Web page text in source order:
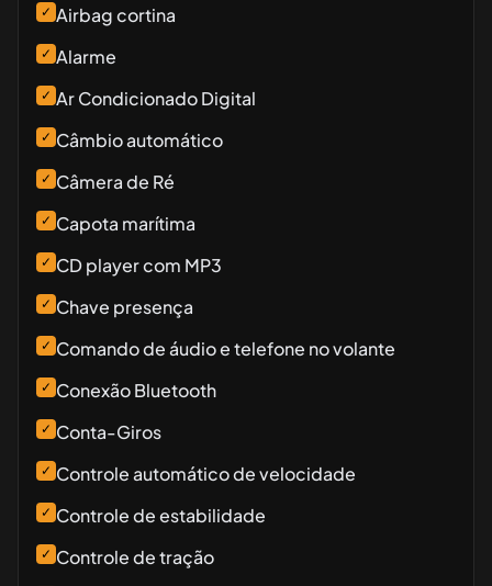
✓ Airbag cortina
✓ Alarme
✓ Ar Condicionado Digital
✓ Câmbio automático
✓ Câmera de Ré
✓ Capota marítima
✓ CD player com MP3
✓ Chave presença
✓ Comando de áudio e telefone no volante
✓ Conexão Bluetooth
✓ Conta-Giros
✓ Controle automático de velocidade
✓ Controle de estabilidade
✓ Controle de tração